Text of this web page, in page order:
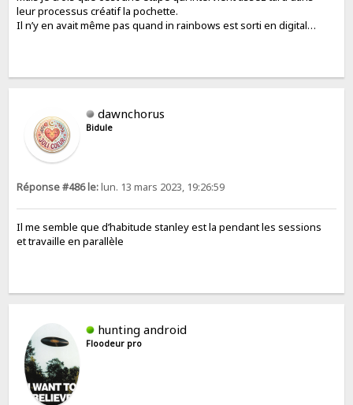
leur processus créatif la pochette.
Il n’y en avait même pas quand in rainbows est sorti en digital…
dawnchorus
Bidule
Réponse #486 le:lun. 13 mars 2023, 19:26:59
Il me semble que d’habitude stanley est la pendant les sessions
et travaille en parallèle
hunting android
Floodeur pro